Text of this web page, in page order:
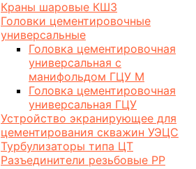
Краны шаровые КШЗ
Головки цементировочные
универсальные
Головка цементировочная
универсальная с
манифольдом ГЦУ М
Головка цементировочная
универсальная ГЦУ
Устройство экранирующее для
цементирования скважин УЭЦС
Турбулизаторы типа ЦТ
Разъединители резьбовые РР